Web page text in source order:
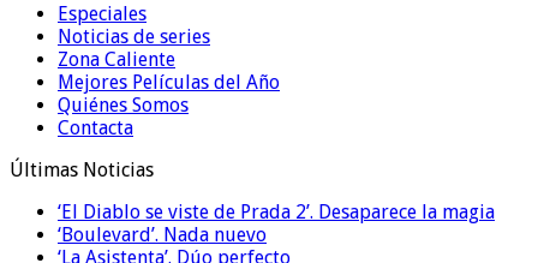
Especiales
Noticias de series
Zona Caliente
Mejores Películas del Año
Quiénes Somos
Contacta
Últimas Noticias
‘El Diablo se viste de Prada 2’. Desaparece la magia
‘Boulevard’. Nada nuevo
‘La Asistenta’. Dúo perfecto